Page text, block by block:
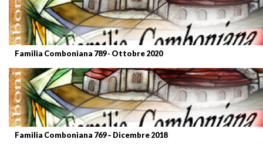
Familia Comboniana 789 - Ottobre 2020
Familia Comboniana 769 – Dicembre 2018